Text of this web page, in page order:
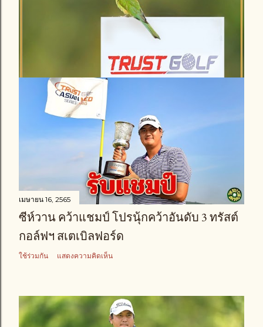
เมษายน 19, 2568
ทรัสต์กอล์ฟ จัดวันเดย์ทัวร์ 9 รายการ โร้ดทู
รายการใหญ่ เอเชียนมิกซ์ฯ ลุ้นเงินล้าน
แสดงความคิดเห็น
เมษายน 16, 2565
ซีห์วาน คว้าแชมป์ โปรนุ้กคว้าอันดับ 3 ทรัสต์
กอล์ฟฯ สเตเบิลฟอร์ด
ใช้ร่วมกัน แสดงความคิดเห็น